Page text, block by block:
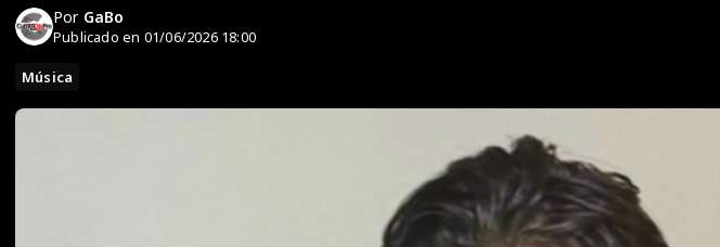
Por GaBo
Publicado en 01/06/2026 18:00
Música